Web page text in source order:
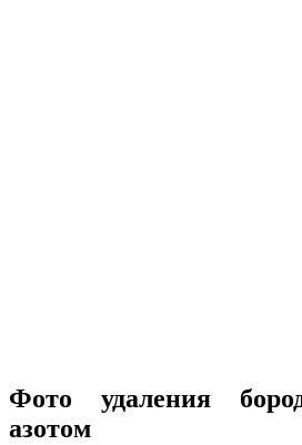
Фото удаления
азотом